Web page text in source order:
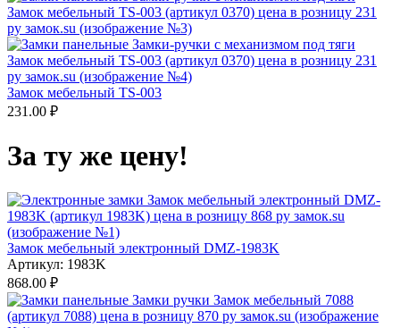
Замок мебельный TS-003
231.00 ₽
За ту же цену!
Замок мебельный электронный DMZ-1983K
Артикул: 1983K
868.00 ₽